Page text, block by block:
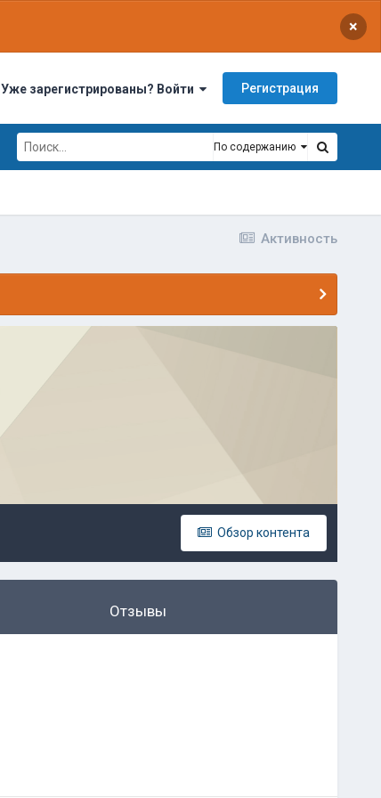
×
Уже зарегистрированы? Войти Регистрация
По содержанию
Активность
Обзор контента
Отзывы